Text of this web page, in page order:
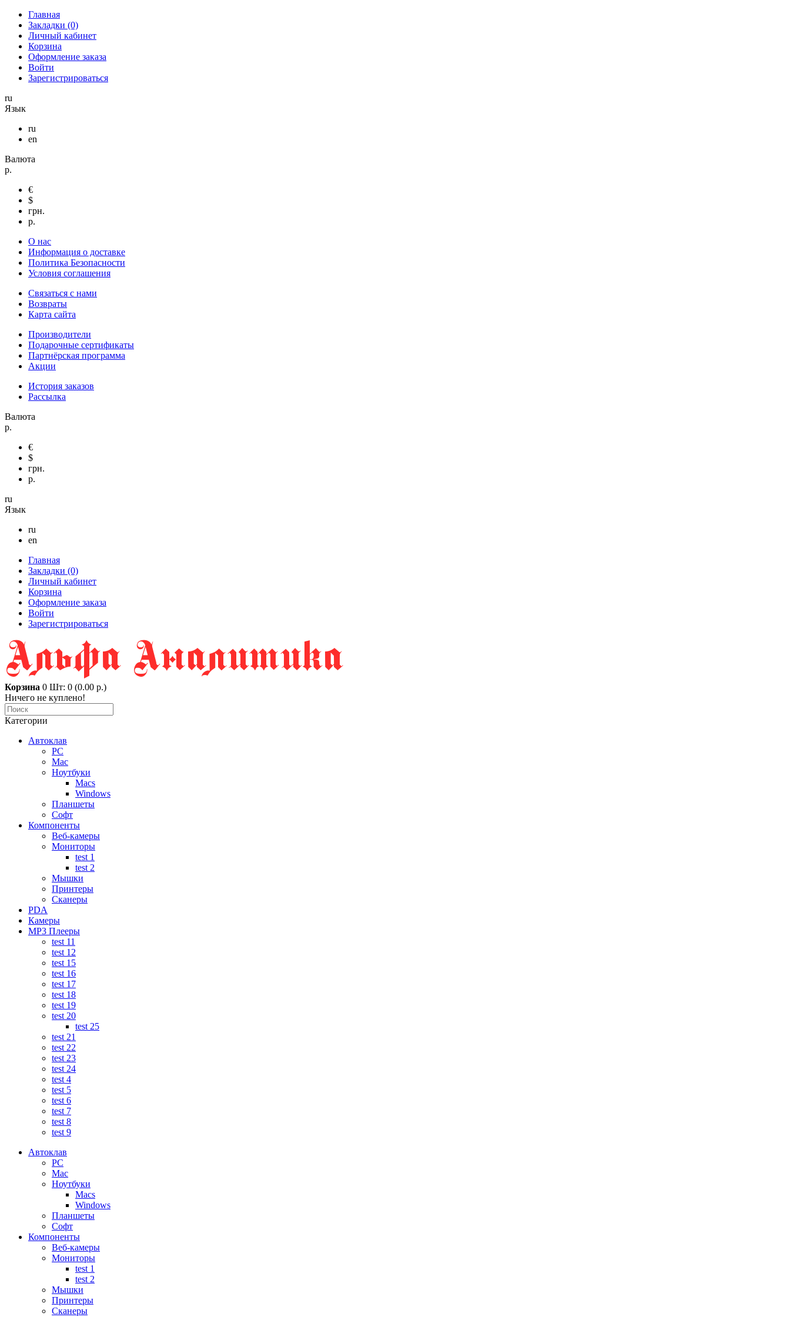
Главная
Закладки (0)
Личный кабинет
Корзина
Оформление заказа
Войти
Зарегистрироваться
ru
Язык
ru
en
Валюта
р.
€
$
грн.
р.
О нас
Информация о доставке
Политика Безопасности
Условия соглашения
Связаться с нами
Возвраты
Карта сайта
Производители
Подарочные сертификаты
Партнёрская программа
Акции
История заказов
Рассылка
Валюта
р.
€
$
грн.
р.
ru
Язык
ru
en
Главная
Закладки (0)
Личный кабинет
Корзина
Оформление заказа
Войти
Зарегистрироваться
Корзина 0 Шт: 0 (0.00 р.)
Ничего не куплено!
Категории
Автоклав
PC
Mac
Ноутбуки
Macs
Windows
Планшеты
Софт
Компоненты
Веб-камеры
Мониторы
test 1
test 2
Мышки
Принтеры
Сканеры
PDA
Камеры
MP3 Плееры
test 11
test 12
test 15
test 16
test 17
test 18
test 19
test 20
test 25
test 21
test 22
test 23
test 24
test 4
test 5
test 6
test 7
test 8
test 9
Автоклав
PC
Mac
Ноутбуки
Macs
Windows
Планшеты
Софт
Компоненты
Веб-камеры
Мониторы
test 1
test 2
Мышки
Принтеры
Сканеры